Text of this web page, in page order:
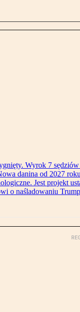
Wyrok 7
danina od 2027 roku
Jest projekt
o naśladowaniu